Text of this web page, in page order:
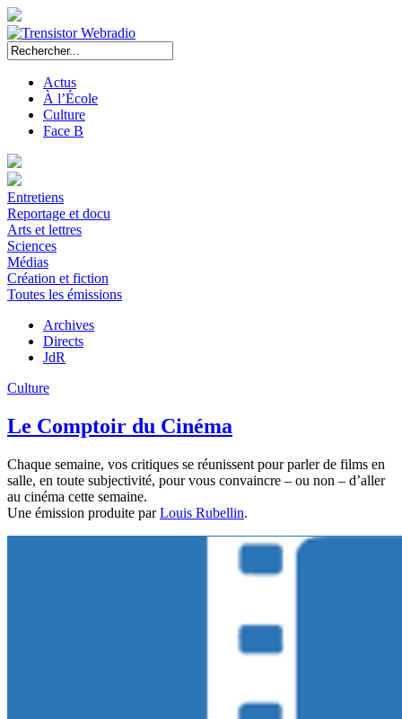
Actus
À l’École
Culture
Face B
Entretiens
Reportage et docu
Arts et lettres
Sciences
Médias
Création et fiction
Toutes les émissions
Archives
Directs
JdR
Culture
Le Comptoir du Cinéma
Chaque semaine, vos critiques se réunissent pour parler de films en
salle, en toute subjectivité, pour vous convaincre – ou non – d’aller
au cinéma cette semaine.
Une émission produite parLouis Rubellin.